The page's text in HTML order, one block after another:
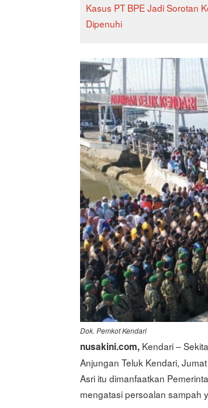
Kasus PT BPE Jadi Sorotan
Dipenuhi
Dok. Pemkot Kendari
nusakini.com, Kendari –
Anjungan Teluk Kendari,
Asri itu dimanfaatkan
mengatasi persoalan sampah